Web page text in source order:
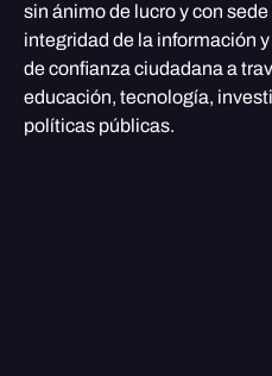
sin ánimo de lucro y con
integridad de la información
de confianza ciudadana a
educación, tecnología,
políticas públicas.